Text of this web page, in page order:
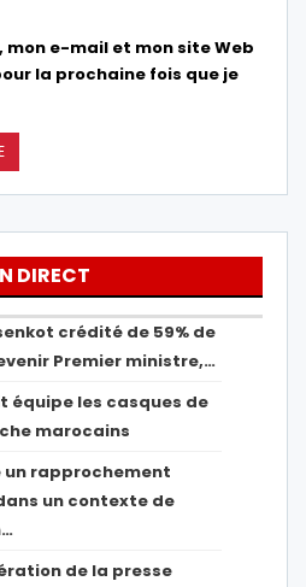
mon e-mail et mon site Web
la prochaine fois que je
DIRECT
crédité de 59% de
Premier ministre,…
équipe les casques de
marocains
un rapprochement
un contexte de
de la presse